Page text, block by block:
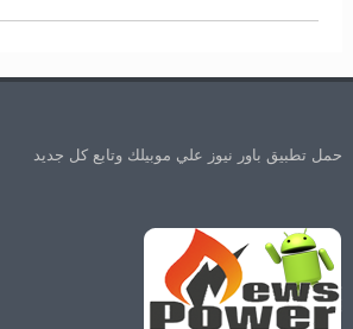
حمل تطبيق باور نيوز علي موبيلك وتابع كل جديد